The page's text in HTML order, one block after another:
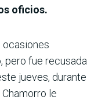
oficios.
ocasiones
pero fue recusada
jueves, durante
le